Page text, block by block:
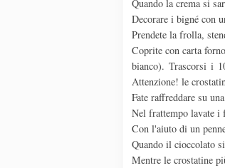
Quando la crema si
Decorare i bigné con
Prendete la frolla,
Coprite con carta
bianco). Trascorsi i
Attenzione! le
Fate raffreddare su
Nel frattempo lavate i
Con l'aiuto di un
Quando il cioccolato
Mentre le crostatine